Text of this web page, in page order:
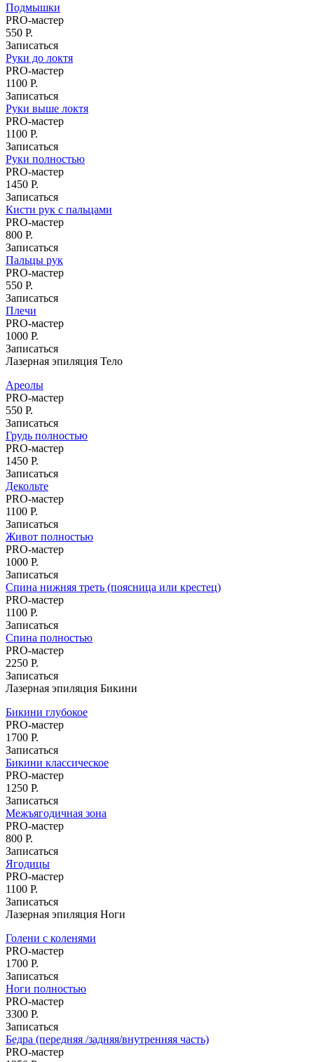
Подмышки
PRO-мастер
550 Р.
Записаться
Руки до локтя
PRO-мастер
1100 Р.
Записаться
Руки выше локтя
PRO-мастер
1100 Р.
Записаться
Руки полностью
PRO-мастер
1450 Р.
Записаться
Кисти рук с пальцами
PRO-мастер
800 Р.
Записаться
Пальцы рук
PRO-мастер
550 Р.
Записаться
Плечи
PRO-мастер
1000 Р.
Записаться
Лазерная эпиляция Тело
Ареолы
PRO-мастер
550 Р.
Записаться
Грудь полностью
PRO-мастер
1450 Р.
Записаться
Декольте
PRO-мастер
1100 Р.
Записаться
Живот полностью
PRO-мастер
1000 Р.
Записаться
Спина нижняя треть (поясница или крестец)
PRO-мастер
1100 Р.
Записаться
Спина полностью
PRO-мастер
2250 Р.
Записаться
Лазерная эпиляция Бикини
Бикини глубокое
PRO-мастер
1700 Р.
Записаться
Бикини классическое
PRO-мастер
1250 Р.
Записаться
Межъягодичная зона
PRO-мастер
800 Р.
Записаться
Ягодицы
PRO-мастер
1100 Р.
Записаться
Лазерная эпиляция Ноги
Голени с коленями
PRO-мастер
1700 Р.
Записаться
Ноги полностью
PRO-мастер
3300 Р.
Записаться
Бедра (передняя /задняя/внутренняя часть)
PRO-мастер